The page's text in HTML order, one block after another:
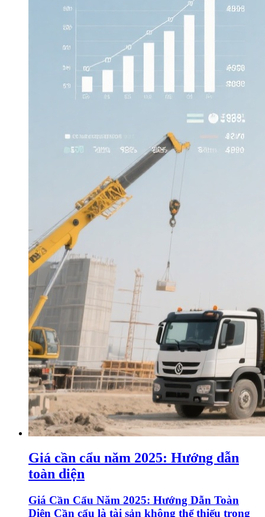
Giá cần cẩu năm 2025: Hướng dẫn
toàn diện
Giá Cần Cẩu Năm 2025: Hướng Dẫn Toàn
Diện Cần cẩu là tài sản không thể thiếu trong